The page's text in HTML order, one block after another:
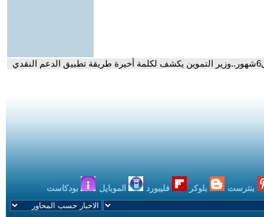
بنترست بلوكر فليبورد الموبايل بودكاست